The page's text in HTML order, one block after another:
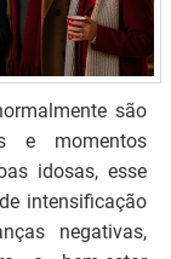
são
e momentos
idosas, esse
intensificação
negativas,